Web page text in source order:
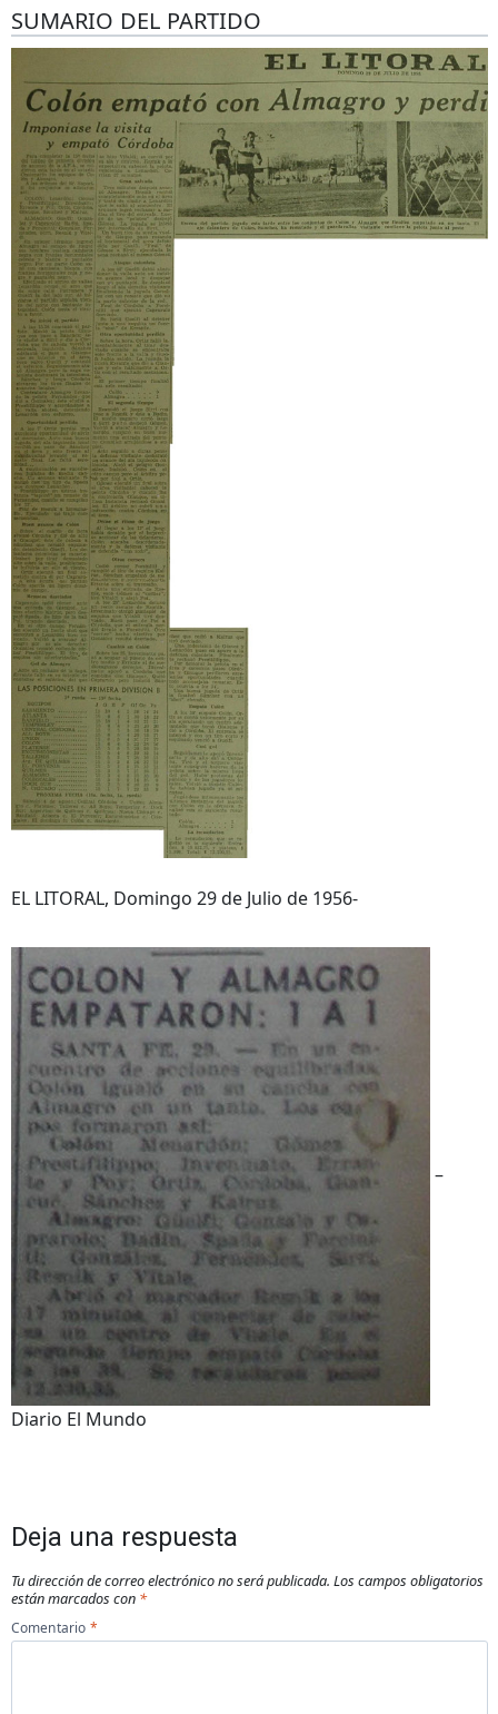
SUMARIO DEL PARTIDO
EL LITORAL, Domingo 29 de Julio de 1956-
–
Diario El Mundo
Deja una respuesta
Tu dirección de correo electrónico no será publicada. Los campos obligatorios
están marcados con *
Comentario *